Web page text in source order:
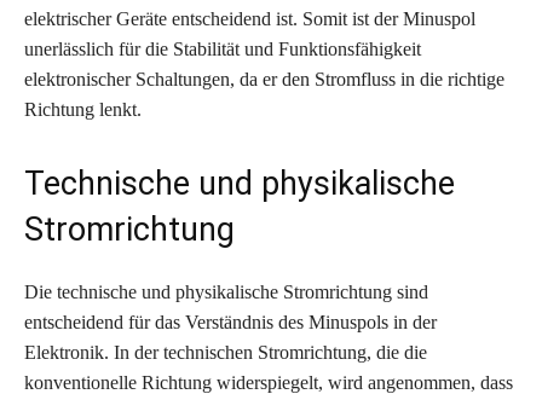
elektrischer Geräte entscheidend ist. Somit ist der Minuspol
unerlässlich für die Stabilität und Funktionsfähigkeit
elektronischer Schaltungen, da er den Stromfluss in die richtige
Richtung lenkt.
Technische und physikalische
Stromrichtung
Die technische und physikalische Stromrichtung sind
entscheidend für das Verständnis des Minuspols in der
Elektronik. In der technischen Stromrichtung, die die
konventionelle Richtung widerspiegelt, wird angenommen, dass